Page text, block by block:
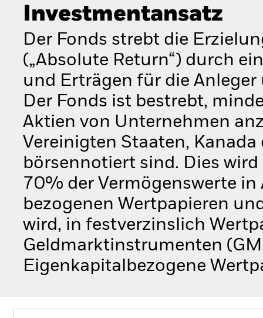
Investmentansatz
Der Fonds strebt die
(„Absolute Return“) durch
und Erträgen für die
Der Fonds ist bestrebt,
Aktien von Unternehmen
Vereinigten Staaten,
börsennotiert sind. Dies
70% der Vermögenswerte
bezogenen Wertpapieren
wird, in festverzinslich
Geldmarktinstrumenten
Eigenkapitalbezogene